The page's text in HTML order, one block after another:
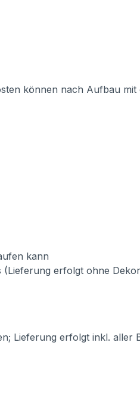
können nach Aufbau
kann
erfolgt ohne
Lieferung erfolgt inkl. aller